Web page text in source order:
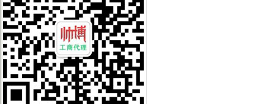
大坪有哪些代账公司_列表网问答
选择在2017年重庆注册公司,这些问题得知道_搜狐社会_搜狐网
渝中区代账公司流程
[年报]重庆路桥：2011年年度报告-[中财网]
金融及其他服务业岗位需求-两江新区官网
重庆联合产权交易所项目公告专栏-搜狐滚动
关于横竖-重庆横竖房地产顾问有限公司
东西湖代账公司流程及费用-中介代理-番禺社区网